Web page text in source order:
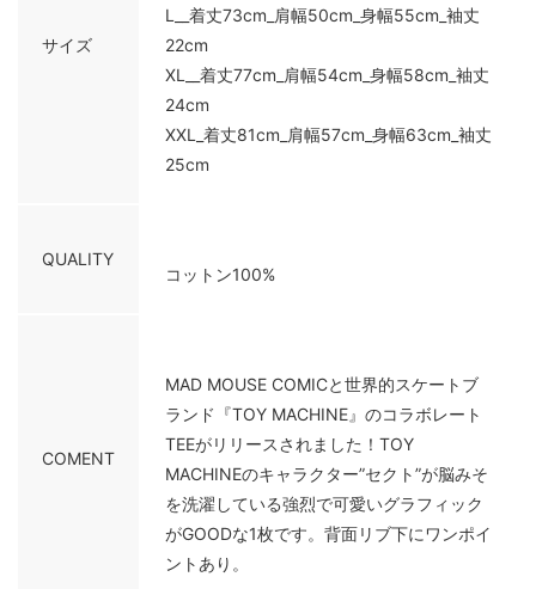
サイズ
L__着丈73cm_肩幅50cm_身幅55cm_袖丈
22cm
XL__着丈77cm_肩幅54cm_身幅58cm_袖丈
24cm
XXL_着丈81cm_肩幅57cm_身幅63cm_袖丈
25cm
QUALITY
コットン100%
COMENT
MAD MOUSE COMICと世界的スケートブ
ランド『TOY MACHINE』のコラボレート
TEEがリリースされました！TOY
MACHINEのキャラクター”セクト”が脳みそ
を洗濯している強烈で可愛いグラフィック
がGOODな1枚です。背面リブ下にワンポイ
ントあり。